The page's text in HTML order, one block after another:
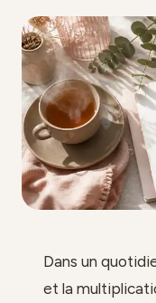
Dans un
et la